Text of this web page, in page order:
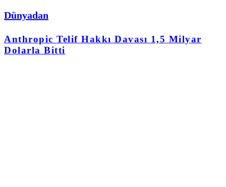
Dünyadan
Anthropic Telif Hakkı Davası 1,5 Milyar
Dolarla Bitti